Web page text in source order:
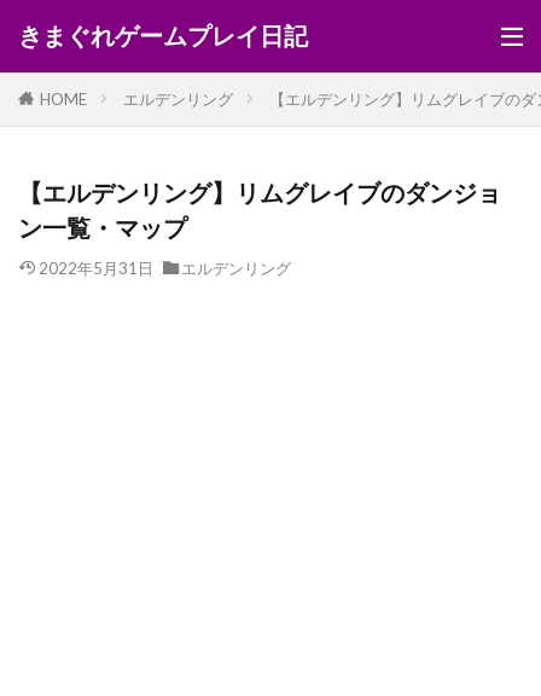
きまぐれゲームプレイ日記
HOME エルデンリング 【エルデンリング】リムグレイブの
【エルデンリング】リムグレイブのダンジョ
ン一覧・マップ
2022年5月31日 エルデンリング